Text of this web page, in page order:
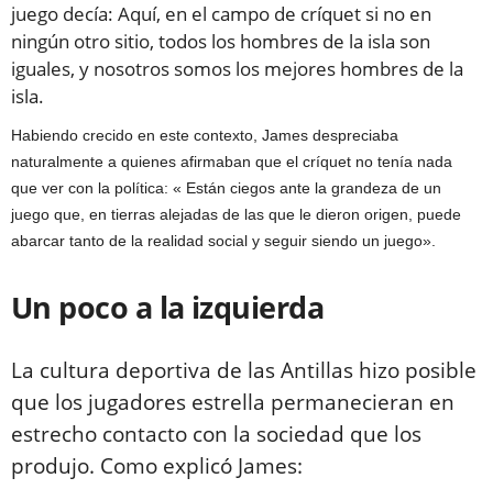
juego decía: Aquí, en el campo de críquet si no en
ningún otro sitio, todos los hombres de la isla son
iguales, y nosotros somos los mejores hombres de la
isla.
Habiendo crecido en este contexto, James despreciaba
naturalmente a quienes afirmaban que el críquet no tenía nada
que ver con la política: « Están ciegos ante la grandeza de un
juego que, en tierras alejadas de las que le dieron origen, puede
abarcar tanto de la realidad social y seguir siendo un juego».
Un poco a la izquierda
La cultura deportiva de las Antillas hizo posible
que los jugadores estrella permanecieran en
estrecho contacto con la sociedad que los
produjo. Como explicó James: